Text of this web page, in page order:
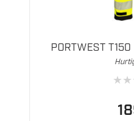
PORTWEST
★★